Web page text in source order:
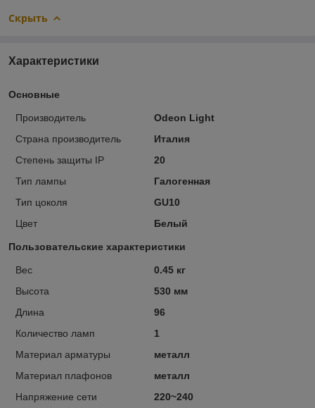
Скрыть
Характеристики
Основные
Производитель
Odeon Light
Страна производитель
Италия
Степень защиты IP
20
Тип лампы
Галогенная
Тип цоколя
GU10
Цвет
Белый
Пользовательские характеристики
Вес
0.45 кг
Высота
530 мм
Длина
96
Количество ламп
1
Материал арматуры
металл
Материал плафонов
металл
Напряжение сети
220~240